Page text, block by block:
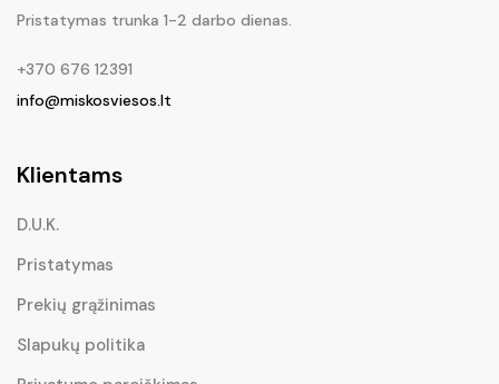
Pristatymas trunka 1-2 darbo dienas.
+370 676 12391
info@miskosviesos.lt
Klientams
D.U.K.
Pristatymas
Prekių grąžinimas
Slapukų politika